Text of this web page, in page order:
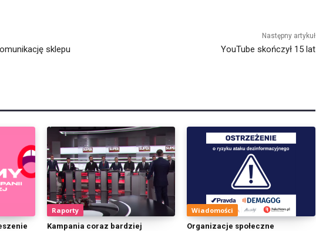
sklepu
Następny artykuł
YouTube skończył 15 lat
Raporty
Kampania coraz bardziej
Wiadomości
Organizacje społeczne